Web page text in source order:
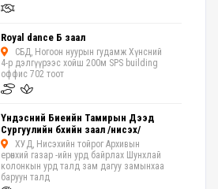
Royal dance Б заал
СБД, Ногоон нуурын гудамж Хүнсний
4-р дэлгүүрээс хойш 200м SPS building
оффис 702 тоот
Үндэсний Биеийн Тамирын Дээд
Сургуулийн бөхийн заал /нисэх/
ХУД, Нисэхийн тойрог Архивын
ерөнхий газар -ийн урд байрлах Шунхлай
колонкын урд талд зам дагуу замынхаа
баруун талд